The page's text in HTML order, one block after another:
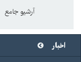
آرشیو جامع
اخبار